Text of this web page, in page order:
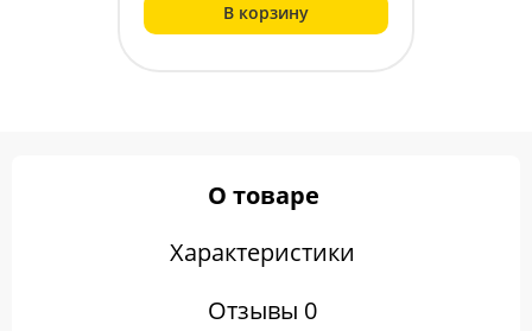
В корзину
О товаре
Характеристики
Отзывы 0